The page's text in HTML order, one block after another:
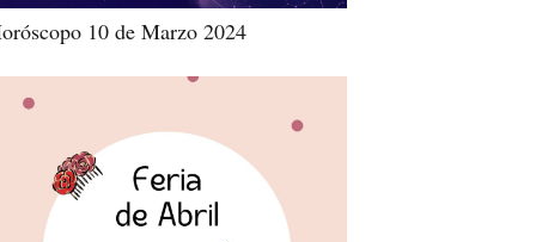
10 de Marzo 2024